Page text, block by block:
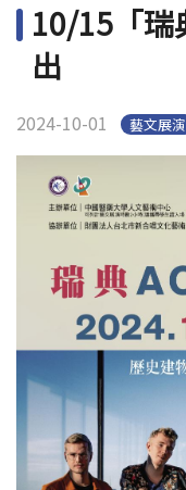
活動集錦
10/15「瑞
出
2024-10-01 藝文展演